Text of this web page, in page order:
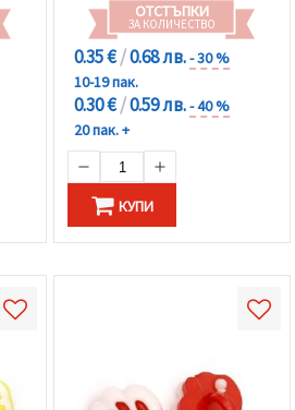
ОТСТЪПКИ
ЗА КОЛИЧЕСТВО
0.35 €/0.68 лв.- 30 %
10-19 пак.
0.30 €/0.59 лв.- 40 %
20 пак. +
КУПИ